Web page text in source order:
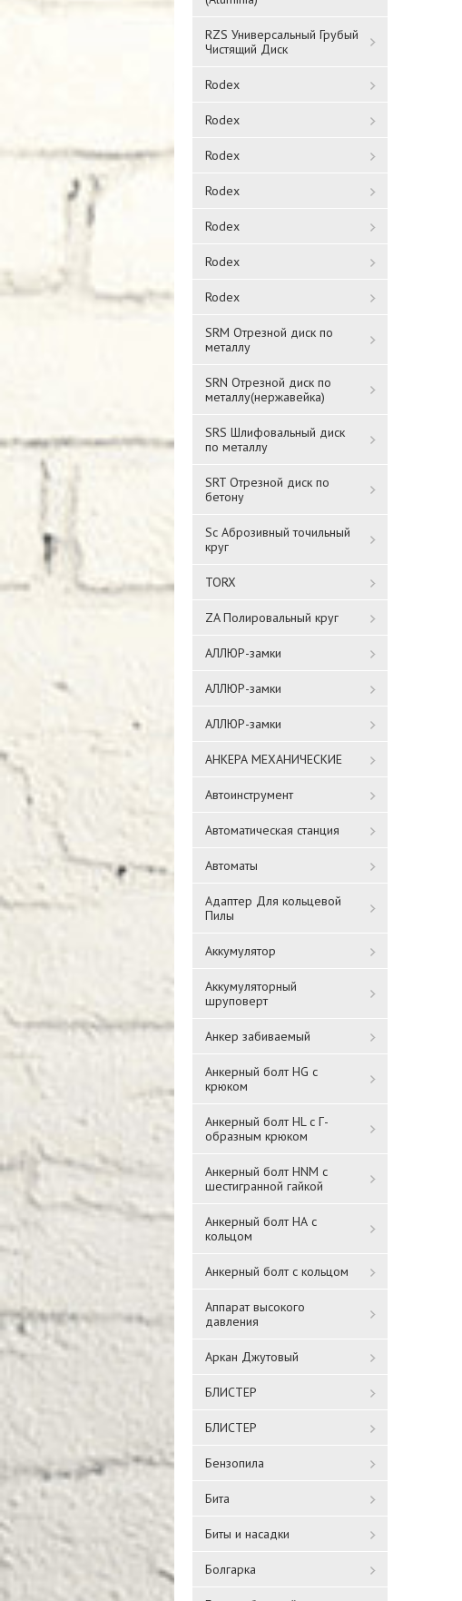
RZS Универсальный Грубый
Чистящий Диск
Rodex
Rodex
Rodex
Rodex
Rodex
Rodex
Rodex
SRM Отрезной диск по
металлу
SRN Отрезной диск по
металлу(нержавейка)
SRS Шлифовальный диск
по металлу
SRT Отрезной диск по
бетону
Sc Аброзивный точильный
круг
TORX
ZA Полировальный круг
АЛЛЮР-замки
АЛЛЮР-замки
АЛЛЮР-замки
АНКЕРА МЕХАНИЧЕСКИЕ
Автоинструмент
Автоматическая станция
Автоматы
Адаптер Для кольцевой
Пилы
Аккумулятор
Аккумуляторный
шруповерт
Анкер забиваемый
Анкерный болт HG с
крюком
Анкерный болт HL с Г-
образным крюком
Анкерный болт HNM с
шестигранной гайкой
Анкерный болт НА с
кольцом
Анкерный болт с кольцом
Аппарат высокого
давления
Аркан Джутовый
БЛИСТЕР
БЛИСТЕР
Бензопила
Бита
Биты и насадки
Болгарка